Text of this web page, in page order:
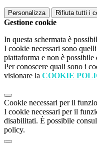
Personalizza Rifiuta tutti i
Gestione cookie
In questa schermata è
I cookie necessari sono
piattaforma e non è
Per conoscere quali sono i
visionare la COOKIE
Cookie necessari per il
I cookie necessari per il
disabilitati. È possibile
policy.